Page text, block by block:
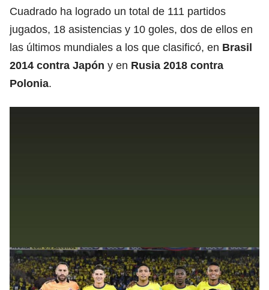
Cuadrado ha logrado un total de 111 partidos
jugados, 18 asistencias y 10 goles, dos de ellos en
las últimos mundiales a los que clasificó, en Brasil
2014 contra Japón y en Rusia 2018 contra
Polonia.